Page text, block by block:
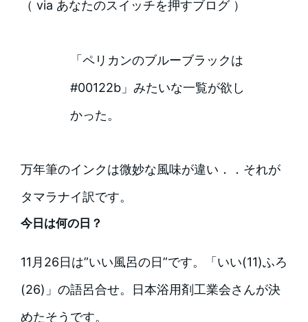
（ via あなたのスイッチを押すブログ ）
「ペリカンのブルーブラックは
#00122b」みたいな一覧が欲し
かった。
万年筆のインクは微妙な風味が違い．．それが
タマラナイ訳です。
今日は何の日？
11月26日は”いい風呂の日”です。「いい(11)ふろ
(26)」の語呂合せ。日本浴用剤工業会さんが決
めたそうです。